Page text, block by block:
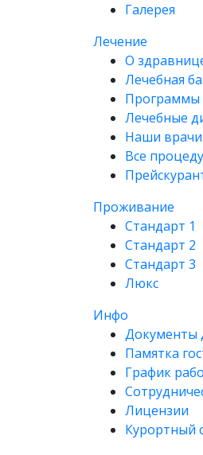
Галерея
Лечение
О
Лечебная
Программы
Лечебные
Наши врачи
Все
Проживание
Стандарт 1
Стандарт 2
Стандарт 3
Люкс
Инфо
Документы
Памятка
График
Лицензии
Курортный